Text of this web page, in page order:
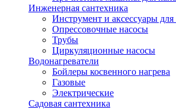
Инженерная сантехника
Инструмент и аксессуары
Опрессовочные насосы
Трубы
Циркуляционные насосы
Водонагреватели
Бойлеры косвенного нагрева
Газовые
Электрические
Садовая сантехника